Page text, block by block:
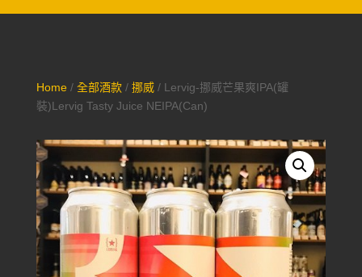
Home/ 全部酒款/ 挪威/ Lervig-挪威芒果爽IPA(罐
裝)Lervig Tasty Juice NEIPA(Can)